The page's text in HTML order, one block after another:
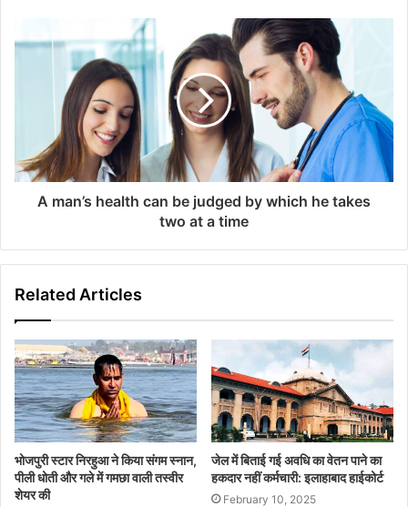
A man’s health can be judged by which he takes
two at a time
Related Articles
भोजपुरी स्टार निरहुआ ने किया संगम स्नान,
पीली धोती और गले में गमछा वाली तस्वीर
शेयर की
जेल में बिताई गई अवधि का वेतन पाने का
हकदार नहीं कर्मचारी: इलाहाबाद हाईकोर्ट
February 10, 2025